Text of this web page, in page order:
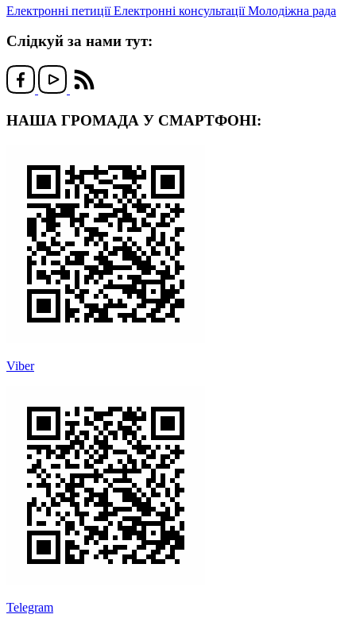
Електронні петиціїЕлектронні консультаціїМолодіжна рада
Слідкуй за нами тут:
НАША ГРОМАДА У СМАРТФОНІ:
Viber
Telegram